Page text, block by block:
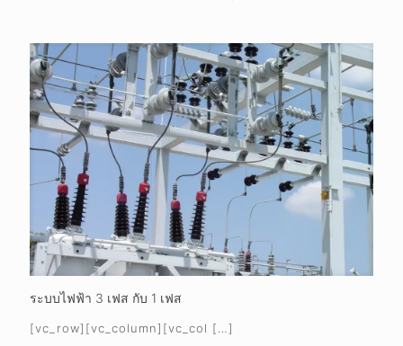
ระบบไฟฟ้า 3 เฟส กับ 1 เฟส
[vc_row][vc_column][vc_col […]